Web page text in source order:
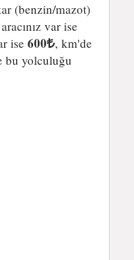
(benzin/mazot)
var ise
ise 600 , km'de
bu yolculuğu